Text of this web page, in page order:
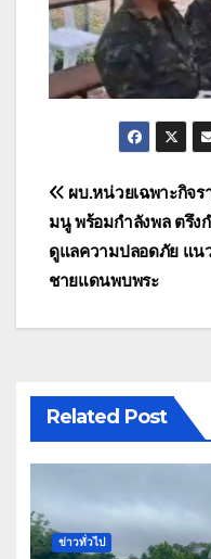
แนะแนว
เรื่อง
ผบ.หน่วยเฉพาะกิจร
มนู พร้อมกำลังพล ตรึง
ดูแลความปลอดภัย แน
ชายแดนพบพระ
Related Post
ข่าวทั่วไป